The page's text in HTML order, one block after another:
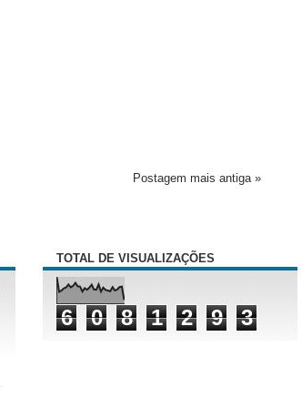
Postagem mais antiga »
TOTAL DE VISUALIZAÇÕES
6 0 8 1 2 9 3